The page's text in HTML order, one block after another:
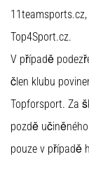
…
Покажи
статии
Top4Sport.cz.
V případě
člen klubu
Topforsport. Za
pozdě
pouze v případě